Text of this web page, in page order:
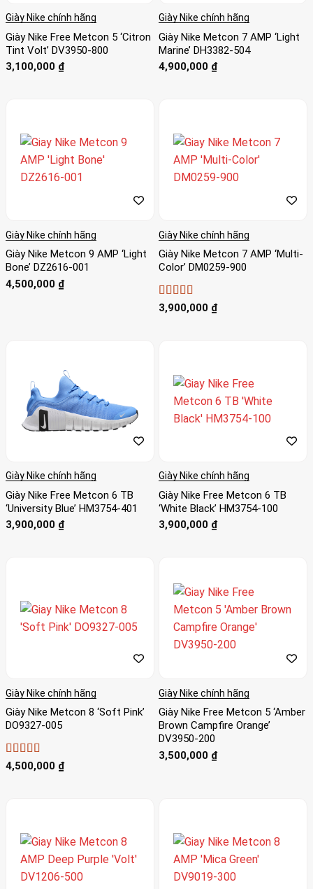
Giày Nike chính hãng
Giày Nike Free Metcon 5 ‘Citron
Tint Volt’ DV3950-800
3,100,000 ₫
Giày Nike chính hãng
Giày Nike Metcon 7 AMP ‘Light
Marine’ DH3382-504
4,900,000 ₫
Giày Nike chính hãng
Giày Nike Metcon 9 AMP ‘Light
Bone’ DZ2616-001
4,500,000 ₫
Giày Nike chính hãng
Giày Nike Metcon 7 AMP ‘Multi-
Color’ DM0259-900
Được xếp
3,900,000 ₫
Giày Nike chính hãng
Giày Nike Free Metcon 6 TB
‘University Blue’ HM3754-401
3,900,000 ₫
Giày Nike chính hãng
Giày Nike Free Metcon 6 TB
‘White Black’ HM3754-100
3,900,000 ₫
Giày Nike chính hãng
Giày Nike Metcon 8 ‘Soft Pink’
DO9327-005
Được xếp
4,500,000 ₫
Giày Nike chính hãng
Giày Nike Free Metcon 5 ‘Amber
Brown Campfire Orange’
DV3950-200
3,500,000 ₫